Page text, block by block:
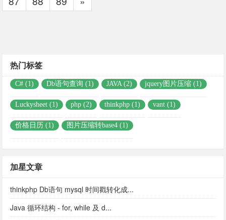
热门标签
C# (1) Db语句查询 (1) JAVA (2) jquery图片压缩 (1)
Luckysheet (1) php (2) thinkphp (1) vant (1)
价格日历 (1) 图片压缩转base4 (1)
加星文章
thinkphp Db语句 mysql 时间戳转化成...
Java 循环结构 - for, while 及 d...